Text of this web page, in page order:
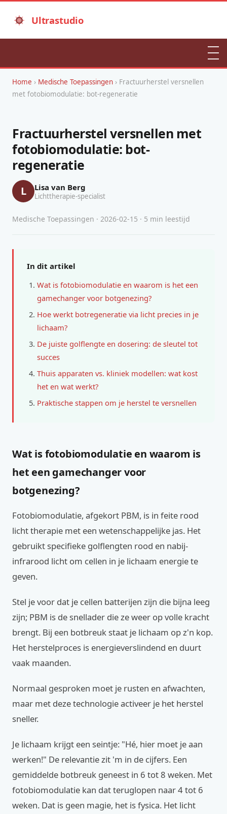
Ultrastudio
Home › Medische Toepassingen › Fractuurherstel versnellen
met fotobiomodulatie: bot-regeneratie
Fractuurherstel versnellen met
fotobiomodulatie: bot-
regeneratie
L Lisa van Berg
Lichttherapie-specialist
Medische Toepassingen · 2026-02-15 · 5 min leestijd
In dit artikel
Wat is fotobiomodulatie en waarom is het een
gamechanger voor botgenezing?
Hoe werkt botregeneratie via licht precies in je
lichaam?
De juiste golflengte en dosering: de sleutel tot
succes
Thuis apparaten vs. kliniek modellen: wat kost
het en wat werkt?
Praktische stappen om je herstel te versnellen
Wat is fotobiomodulatie en waarom is
het een gamechanger voor
botgenezing?
Fotobiomodulatie, afgekort PBM, is in feite rood
licht therapie met een wetenschappelijke jas. Het
gebruikt specifieke golflengten rood en nabij-
infrarood licht om cellen in je lichaam energie te
geven.
Stel je voor dat je cellen batterijen zijn die bijna leeg
zijn; PBM is de snellader die ze weer op volle kracht
brengt. Bij een botbreuk staat je lichaam op z'n kop.
Het herstelproces is energieverslindend en duurt
vaak maanden.
Normaal gesproken moet je rusten en afwachten,
maar met deze technologie activeer je het herstel
sneller.
Je lichaam krijgt een seintje: "Hé, hier moet je aan
werken!" De relevantie zit 'm in de cijfers. Een
gemiddelde botbreuk geneest in 6 tot 8 weken. Met
fotobiomodulatie kan dat teruglopen naar 4 tot 6
weken. Dat is geen magie, het is fysica. Het licht